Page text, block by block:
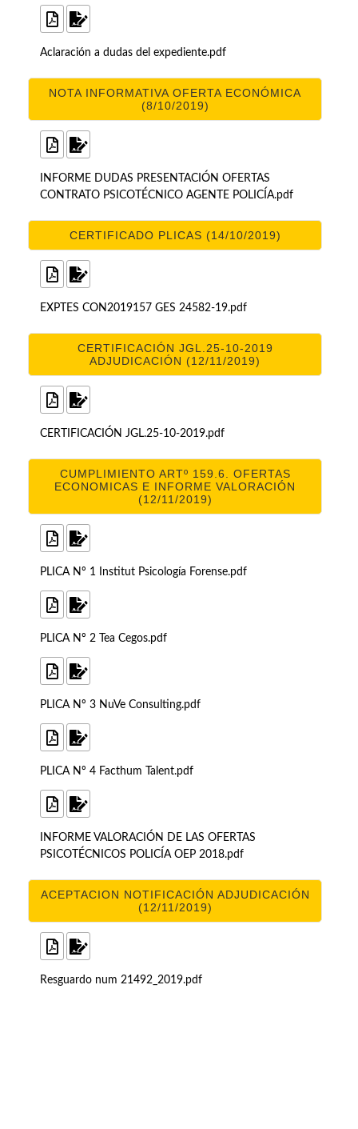
Aclaración a dudas del expediente.pdf
NOTA INFORMATIVA OFERTA ECONÓMICA
(8/10/2019)
INFORME DUDAS PRESENTACIÓN OFERTAS
CONTRATO PSICOTÉCNICO AGENTE POLICÍA.pdf
CERTIFICADO PLICAS (14/10/2019)
EXPTES CON2019157 GES 24582-19.pdf
CERTIFICACIÓN JGL.25-10-2019
ADJUDICACIÓN (12/11/2019)
CERTIFICACIÓN JGL.25-10-2019.pdf
CUMPLIMIENTO ARTº 159.6. OFERTAS
ECONOMICAS E INFORME VALORACIÓN
(12/11/2019)
PLICA Nº 1 Institut Psicología Forense.pdf
PLICA Nº 2 Tea Cegos.pdf
PLICA Nº 3 NuVe Consulting.pdf
PLICA Nº 4 Facthum Talent.pdf
INFORME VALORACIÓN DE LAS OFERTAS
PSICOTÉCNICOS POLICÍA OEP 2018.pdf
ACEPTACION NOTIFICACIÓN ADJUDICACIÓN
(12/11/2019)
Resguardo num 21492_2019.pdf